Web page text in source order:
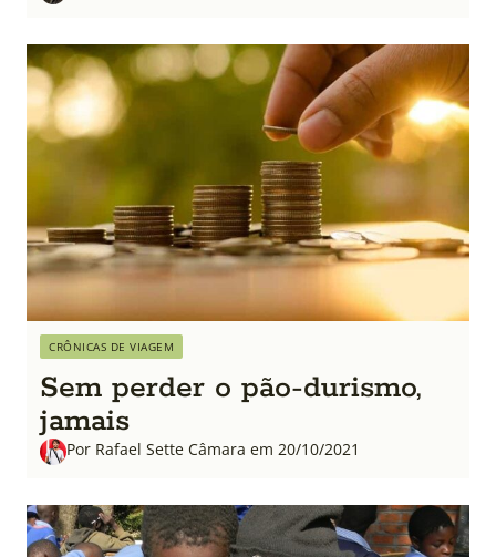
CRÔNICAS DE VIAGEM
Sem perder o pão-durismo,
jamais
Por Rafael Sette Câmara em 20/10/2021